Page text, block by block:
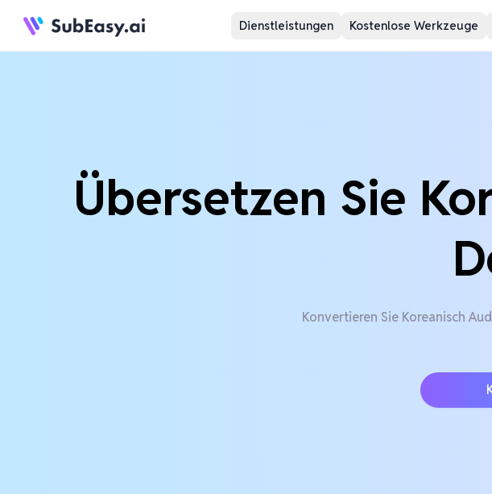
Dienstleistungen Kostenlose Werkzeuge
Übersetzen Sie
Konvertieren Sie Koreanisch